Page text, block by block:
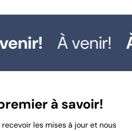
À venir!
à savoir!
les mises à jour et nous